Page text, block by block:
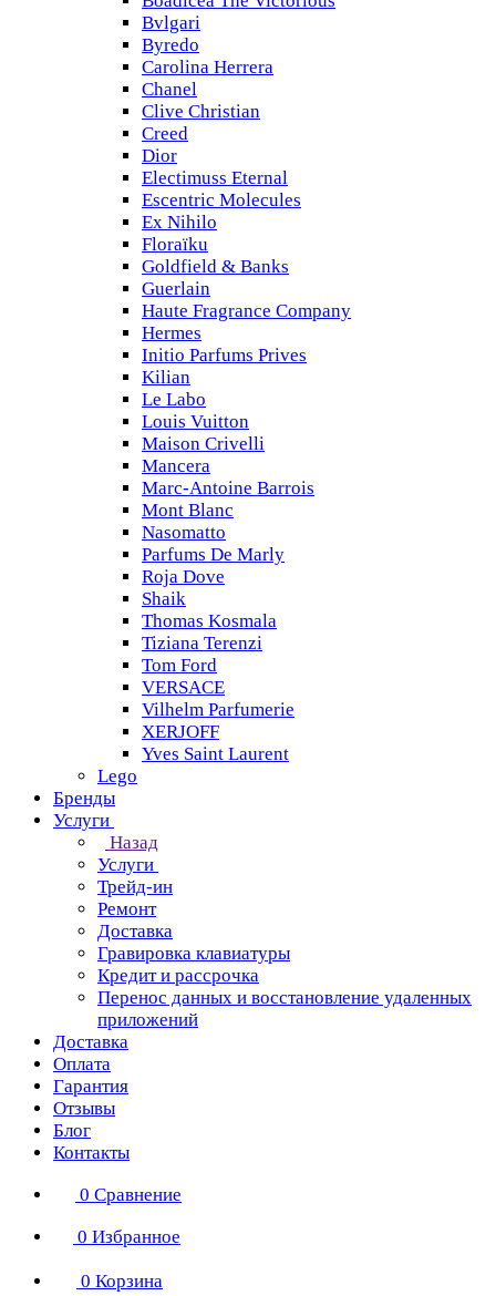
Bvlgari
Byredo
Carolina Herrera
Chanel
Clive Christian
Creed
Dior
Electimuss Eternal
Escentric Molecules
Ex Nihilo
Floraïku
Goldfield & Banks
Guerlain
Haute Fragrance Company
Hermes
Initio Parfums Prives
Kilian
Le Labo
Louis Vuitton
Maison Crivelli
Mancera
Marc-Antoine Barrois
Mont Blanc
Nasomatto
Parfums De Marly
Roja Dove
Shaik
Thomas Kosmala
Tiziana Terenzi
Tom Ford
VERSACE
Vilhelm Parfumerie
XERJOFF
Yves Saint Laurent
Lego
Бренды
Услуги
Назад
Услуги
Трейд-ин
Ремонт
Доставка
Гравировка клавиатуры
Кредит и рассрочка
Перенос данных и восстановление удаленных
приложений
Доставка
Оплата
Гарантия
Отзывы
Блог
Контакты
0 Сравнение
0 Избранное
0 Корзина